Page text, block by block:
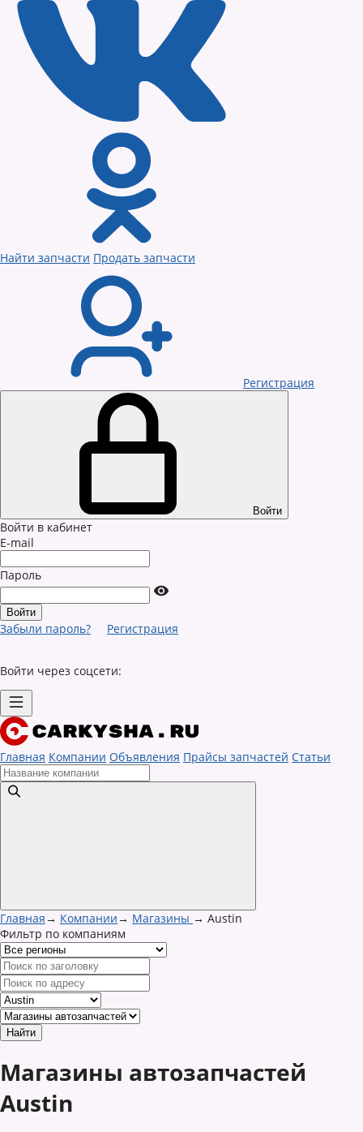
Найти запчасти Продать запчасти
Регистрация
Войти
Войти в кабинет
E-mail
Пароль
Забыли пароль? Регистрация
Войти через соцсети:
Главная Компании Объявления Прайсы запчастей Статьи
Главная→ Компании→ Магазины → Austin
Фильтр по компаниям
Магазины автозапчастей
Austin